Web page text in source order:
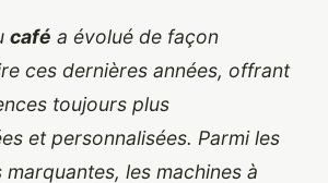
café a évolué de façon
ces dernières années, offrant
toujours plus
et personnalisées. Parmi les
les machines à